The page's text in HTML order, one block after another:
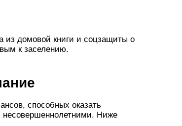
из домовой книги и соцзащиты о
к заселению.
способных оказать
несовершеннолетними. Ниже